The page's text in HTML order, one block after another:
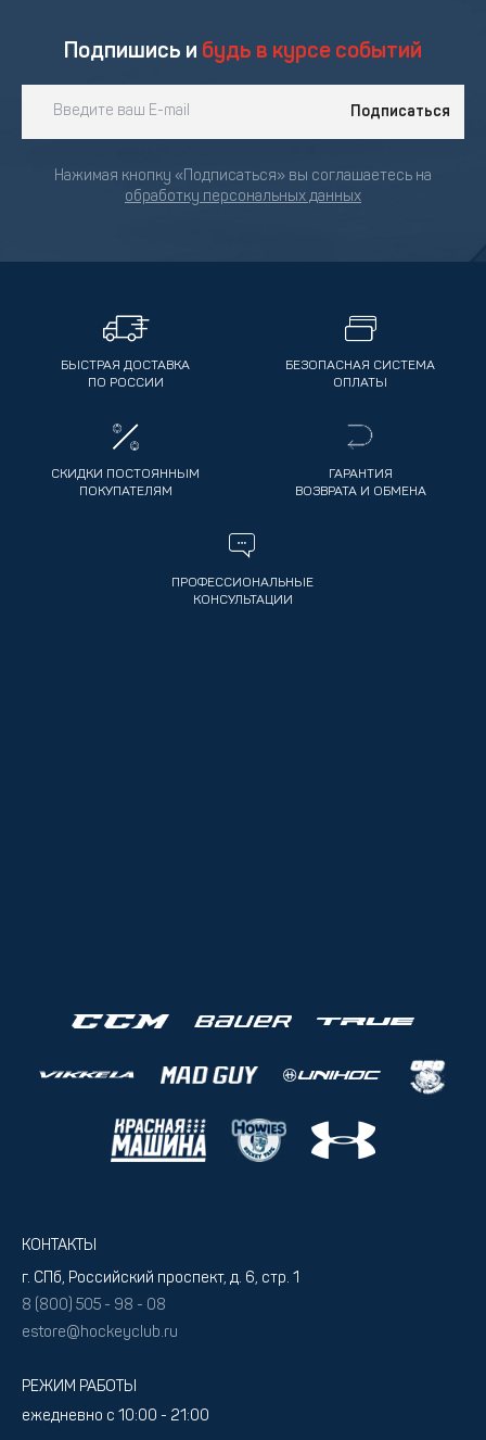
Подпишись и будь в курсе событий
Подписаться
Нажимая кнопку «Подписаться» вы соглашаетесь на
обработку персональных данных
БЫСТРАЯ ДОСТАВКА
ПО РОССИИ
БЕЗОПАСНАЯ СИСТЕМА
ОПЛАТЫ
СКИДКИ ПОСТОЯННЫМ
ПОКУПАТЕЛЯМ
ГАРАНТИЯ
ВОЗВРАТА И ОБМЕНА
ПРОФЕССИОНАЛЬНЫЕ
КОНСУЛЬТАЦИИ
КОНТАКТЫ
г. СПб, Российский проспект, д. 6, стр. 1
8 (800) 505 - 98 - 08
estore@hockeyclub.ru
РЕЖИМ РАБОТЫ
ежедневно с 10:00 - 21:00